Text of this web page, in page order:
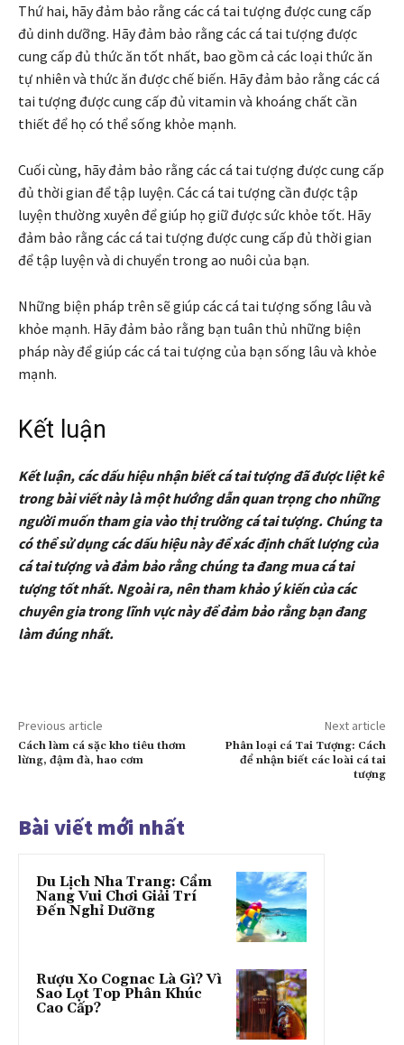
Thứ hai, hãy đảm bảo rằng các cá tai tượng được cung cấp
đủ dinh dưỡng. Hãy đảm bảo rằng các cá tai tượng được
cung cấp đủ thức ăn tốt nhất, bao gồm cả các loại thức ăn
tự nhiên và thức ăn được chế biến. Hãy đảm bảo rằng các cá
tai tượng được cung cấp đủ vitamin và khoáng chất cần
thiết để họ có thể sống khỏe mạnh.
Cuối cùng, hãy đảm bảo rằng các cá tai tượng được cung cấp
đủ thời gian để tập luyện. Các cá tai tượng cần được tập
luyện thường xuyên để giúp họ giữ được sức khỏe tốt. Hãy
đảm bảo rằng các cá tai tượng được cung cấp đủ thời gian
để tập luyện và di chuyển trong ao nuôi của bạn.
Những biện pháp trên sẽ giúp các cá tai tượng sống lâu và
khỏe mạnh. Hãy đảm bảo rằng bạn tuân thủ những biện
pháp này để giúp các cá tai tượng của bạn sống lâu và khỏe
mạnh.
Kết luận
Kết luận, các dấu hiệu nhận biết cá tai tượng đã được liệt kê
trong bài viết này là một hướng dẫn quan trọng cho những
người muốn tham gia vào thị trường cá tai tượng. Chúng ta
có thể sử dụng các dấu hiệu này để xác định chất lượng của
cá tai tượng và đảm bảo rằng chúng ta đang mua cá tai
tượng tốt nhất. Ngoài ra, nên tham khảo ý kiến của các
chuyên gia trong lĩnh vực này để đảm bảo rằng bạn đang
làm đúng nhất.
Previous article
Cách làm cá sặc kho tiêu thơm
lừng, đậm đà, hao cơm
Next article
Phân loại cá Tai Tượng: Cách
để nhận biết các loài cá tai
tượng
Bài viết mới nhất
Du Lịch Nha Trang: Cẩm
Nang Vui Chơi Giải Trí
Đến Nghỉ Dưỡng
Rượu Xo Cognac Là Gì? Vì
Sao Lọt Top Phân Khúc
Cao Cấp?